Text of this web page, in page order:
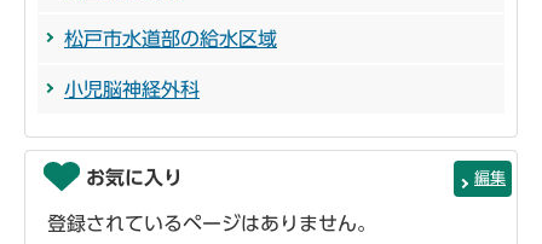
松戸市水道部の給水区域
小児脳神経外科
お気に入り 編集
登録されているページはありません。